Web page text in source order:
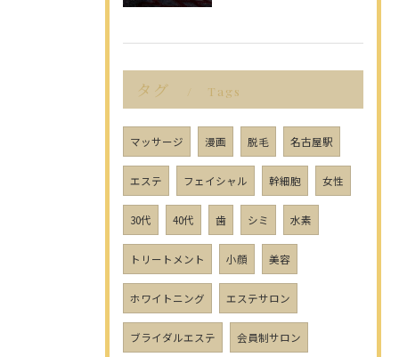
タグ Tags
マッサージ 漫画 脱毛 名古屋駅
エステ フェイシャル 幹細胞 女性
30代 40代 歯 シミ 水素
トリートメント 小顔 美容
ホワイトニング エステサロン
ブライダルエステ 会員制サロン